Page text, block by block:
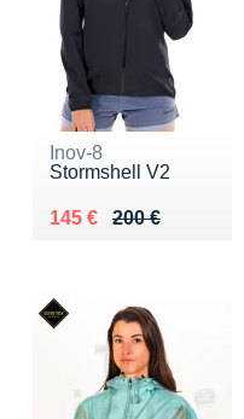
Inov-8
Stormshell V2
200 €
Au lieu de 200 €
145 €
Vendu 145 €